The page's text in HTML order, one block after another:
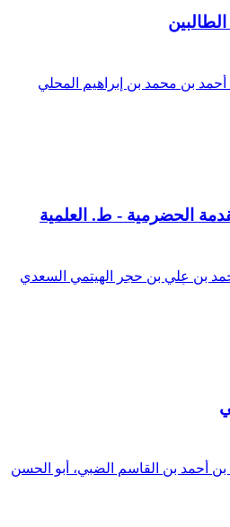
بن محمد بن إبراهيم المحلي
الحضرمية - ط. العلمية
بن علي بن حجر الهيتمي السعدي
أبو العباس
بن أحمد بن القاسم الضبي، أبو الحسن